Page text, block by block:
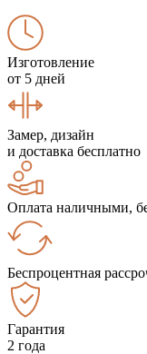
Изготовление
от 5 дней
Замер, дизайн
и доставка бесплатно
Оплата наличными,
Беспроцентная
Гарантия
2 года